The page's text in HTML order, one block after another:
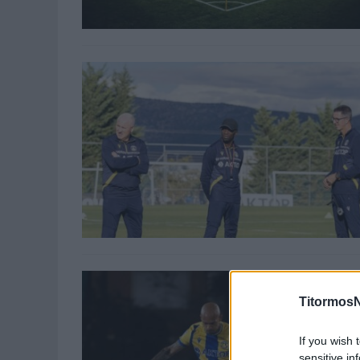
If you wish
sensitive